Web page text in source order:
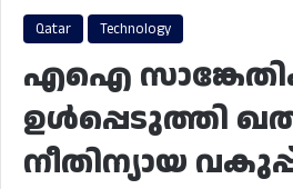
Qatar Technology
എഐ
ഉൾപ്പെടുത്തി
നീതിന്യായ